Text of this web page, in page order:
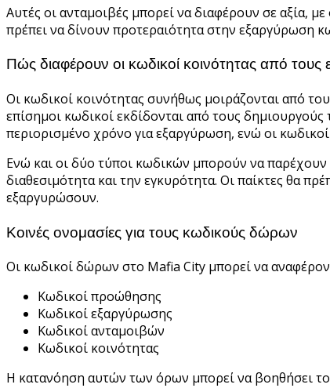
Αυτές οι ανταμοιβές μπορεί να διαφέρουν σε αξία,
πρέπει να δίνουν προτεραιότητα στην εξαργύρωση
Πώς διαφέρουν οι κωδικοί κοινότητας από τους
Οι κωδικοί κοινότητας συνήθως μοιράζονται από
επίσημοι κωδικοί εκδίδονται από τους
περιορισμένο χρόνο για εξαργύρωση, ενώ οι
Ενώ και οι δύο τύποι κωδικών μπορούν να παρέχουν
διαθεσιμότητα και την εγκυρότητα. Οι παίκτες θα
εξαργυρώσουν.
Κοινές ονομασίες για τους κωδικούς δώρων
Οι κωδικοί δώρων στο Mafia City μπορεί να
Κωδικοί προώθησης
Κωδικοί εξαργύρωσης
Κωδικοί ανταμοιβών
Κωδικοί κοινότητας
Η κατανόηση αυτών των όρων μπορεί να βοηθήσει